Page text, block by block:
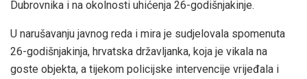
Dubrovnika i na okolnosti uhićenja 26-godišnjakinje.
U narušavanju javnog reda i mira je sudjelovala spomenuta
26-godišnjakinja, hrvatska državljanka, koja je vikala na
goste objekta, a tijekom policijske intervencije vrijeđala i